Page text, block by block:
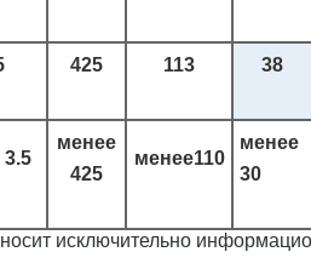
425 113 38
3.5
менее
425
менее110
менее
30
исключительно